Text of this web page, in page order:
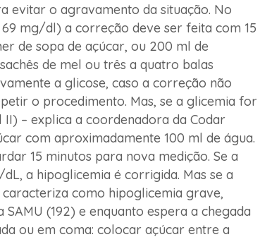
evitar o agravamento da situação. No
mg/dl) a correção deve ser feita com 15
de sopa de açúcar, ou 200 ml de
de mel ou três a quatro balas
a glicose, caso a correção não
o procedimento. Mas, se a glicemia for
– explica a coordenadora da Codar
com aproximadamente 100 ml de água.
15 minutos para nova medição. Se a
a hipoglicemia é corrigida. Mas se a
como hipoglicemia grave,
(192) e enquanto espera a chegada
ou em coma: colocar açúcar entre a